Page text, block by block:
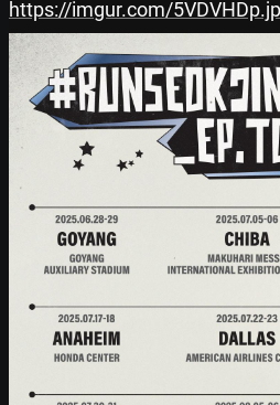
https://imgur.com/